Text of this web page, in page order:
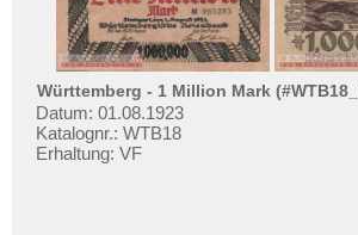
Württemberg - 1 Million Mark
Datum: 01.08.1923
Katalognr.: WTB18
Erhaltung: VF